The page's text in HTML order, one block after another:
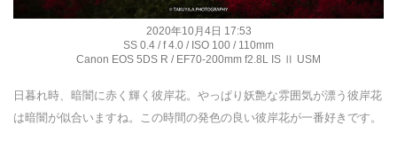
2020年10月4日 17:53
SS 0.4 / f 4.0 / ISO 100 / 110mm
Canon EOS 5DS R / EF70-200mm f2.8L IS Ⅱ USM
日暮れ時、暗闇に赤く輝く彼岸花。やっぱり妖艶な雰囲気が漂う彼岸花
は暗闇が似合いますね。この時間の発色の良い彼岸花が一番好きです。